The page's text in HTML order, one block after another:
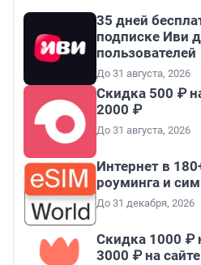
35 дней
подписке Иви
пользователей
До 31 августа, 2026
Скидка 500 ₽
2000 ₽
До 31 августа, 2026
Интернет в
роуминга и
До 31 декабря, 2026
Скидка 1000 ₽
3000 ₽ на